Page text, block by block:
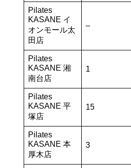
Pilates
KASANE イ
オンモール太
田店
–
Pilates
KASANE 湘
南台店
1
Pilates
KASANE 平
塚店
15
Pilates
KASANE 本
厚木店
3